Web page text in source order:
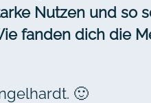
Nutzen und so
fanden dich die
🙂